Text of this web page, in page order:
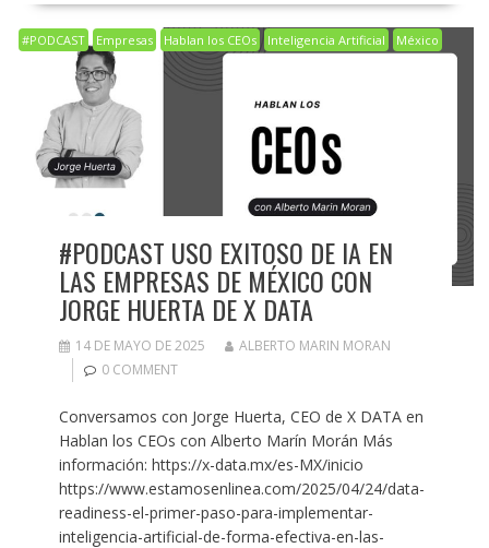
#PODCAST Empresas Hablan los CEOs Inteligencia Artificial México
#PODCAST USO EXITOSO DE IA EN
LAS EMPRESAS DE MÉXICO CON
JORGE HUERTA DE X DATA
14 DE MAYO DE 2025
ALBERTO MARIN MORAN
0 COMMENT
Conversamos con Jorge Huerta, CEO de X DATA en
Hablan los CEOs con Alberto Marín Morán Más
información: https://x-data.mx/es-MX/inicio
https://www.estamosenlinea.com/2025/04/24/data-
readiness-el-primer-paso-para-implementar-
inteligencia-artificial-de-forma-efectiva-en-las-